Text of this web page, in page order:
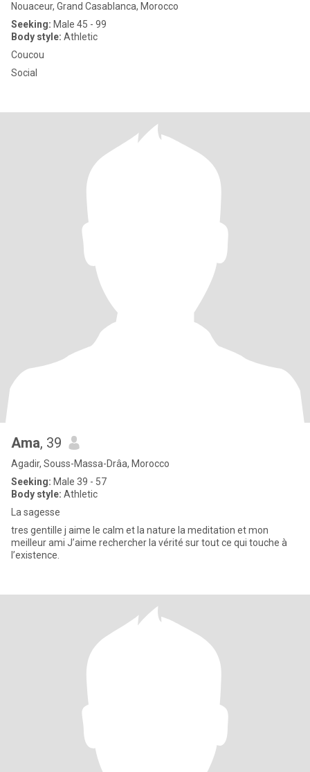
Nouaceur, Grand Casablanca, Morocco
Seeking: Male 45 - 99
Body style: Athletic
Coucou
Social
Ama, 39
Agadir, Souss-Massa-Drâa, Morocco
Seeking: Male 39 - 57
Body style: Athletic
La sagesse
tres gentille j aime le calm et la nature la meditation et mon
meilleur ami J’aime rechercher la vérité sur tout ce qui touche à
l’existence.